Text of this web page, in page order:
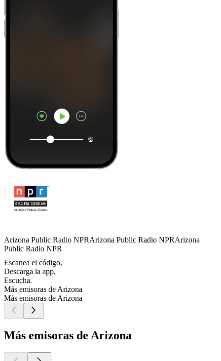
Arizona Public Radio NPRArizona Public Radio NPRArizona
Public Radio NPR
Escanea el código,
Descarga la app,
Escucha.
Más emisoras de Arizona
Más emisoras de Arizona
Más emisoras de Arizona